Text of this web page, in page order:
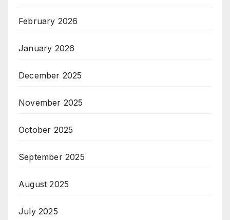
February 2026
January 2026
December 2025
November 2025
October 2025
September 2025
August 2025
July 2025